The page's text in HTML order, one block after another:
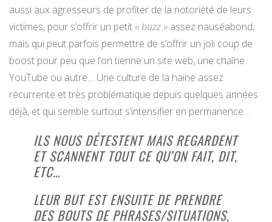
aussi aux agresseurs de profiter de la notoriété de leurs
victimes, pour s’offrir un petit « buzz » assez nauséabond,
mais qui peut parfois permettre de s’offrir un joli coup de
boost pour peu que l’on tienne un site web, une chaîne
YouTube ou autre… Une culture de la haine assez
récurrente et très problématique depuis quelques années
déjà, et qui semble surtout s’intensifier en permanence…
ILS NOUS DÉTESTENT MAIS REGARDENT
ET SCANNENT TOUT CE QU’ON FAIT, DIT,
ETC…
LEUR BUT EST ENSUITE DE PRENDRE
DES BOUTS DE PHRASES/SITUATIONS,